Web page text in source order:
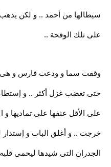
سيطالها من أحمد .. و لكن
على تلك الوقحة ..
وقفت سما و ودعت فارس و هى
حتى تغضب غزل أكثر .. و
على الأقل عنفها على تماديها و
خرجت .. و أغلق الباب و
الجدران التى شيدها ليحمى